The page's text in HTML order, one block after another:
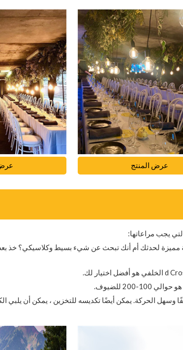
عرض المنتج
يجب مراعاتها:
مميزة لحدثك أم أنك تبحث عن شيء بسيط وكلاسيكي؟ خذ
وسهل الحركة. يمكن أيضًا تكديسه للتخزين ، يمكن أن يلبي